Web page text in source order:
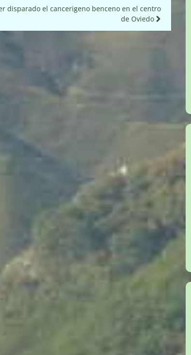
disparado el cancerigeno benceno en el centro
de Oviedo